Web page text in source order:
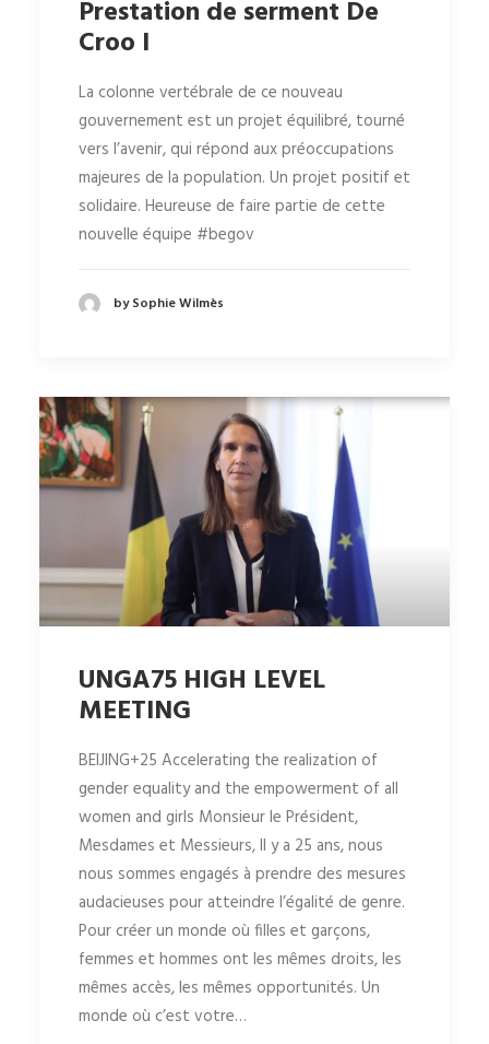
Prestation de serment De
Croo I
La colonne vertébrale de ce nouveau
gouvernement est un projet équilibré, tourné
vers l’avenir, qui répond aux préoccupations
majeures de la population. Un projet positif et
solidaire. Heureuse de faire partie de cette
nouvelle équipe #begov
by Sophie Wilmès
UNGA75 HIGH LEVEL
MEETING
BEIJING+25 Accelerating the realization of
gender equality and the empowerment of all
women and girls Monsieur le Président,
Mesdames et Messieurs, Il y a 25 ans, nous
nous sommes engagés à prendre des mesures
audacieuses pour atteindre l’égalité de genre.
Pour créer un monde où filles et garçons,
femmes et hommes ont les mêmes droits, les
mêmes accès, les mêmes opportunités. Un
monde où c’est votre…